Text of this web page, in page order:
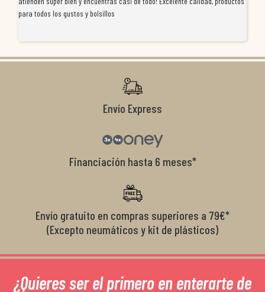
para todos los gustos y bolsillos
Envío Express
Financiación hasta 6 meses*
Envío gratuito en compras superiores a 79€*
(Excepto neumáticos y kit de plásticos)
¿Quieres ser el primero en enterarte de